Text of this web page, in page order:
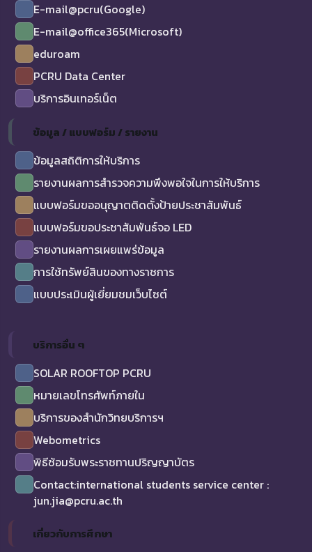
E-mail@pcru(Google)
E-mail@office365(Microsoft)
eduroam
PCRU Data Center
บริการอินเทอร์เน็ต
ข้อมูล / แบบฟอร์ม / รายงาน
ข้อมูลสถิติการให้บริการ
รายงานผลการสำรวจความพึงพอใจในการให้บริการ
แบบฟอร์มขออนุญาตติดตั้งป้ายประชาสัมพันธ์
แบบฟอร์มขอประชาสัมพันธ์จอ LED
รายงานผลการเผยแพร่ข้อมูล
การใช้ทรัพย์สินของทางราชการ
แบบประเมินผู้เยี่ยมชมเว็บไซต์
บริการอื่น ๆ
SOLAR ROOFTOP PCRU
หมายเลขโทรศัพท์ภายใน
บริการของสำนักวิทยบริการฯ
Webometrics
พิธีซ้อมรับพระราชทานปริญญาบัตร
Contact:international students service center :
jun.jia@pcru.ac.th
เกี่ยวกับการศึกษา